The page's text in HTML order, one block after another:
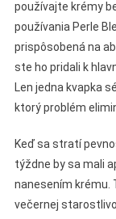
používajte krémy
používania Perle
prispôsobená na
ste ho pridali k
Len jedna kvapka
ktorý problém
Keď sa stratí
týždne by sa mali
nanesením krému.
večernej